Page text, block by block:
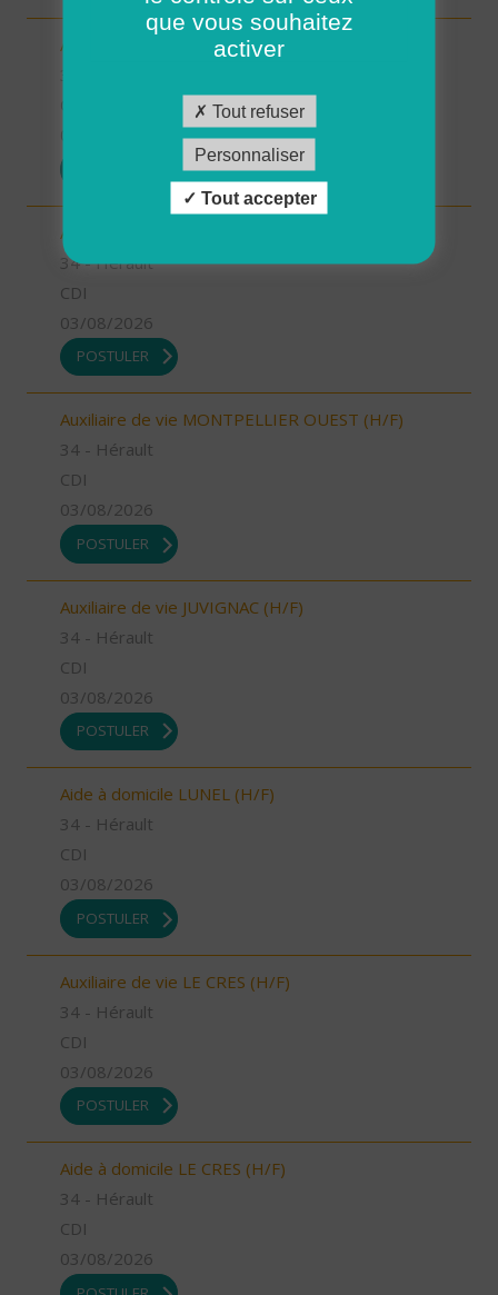
Aide à domicile MIMOSAS (H/F)
Auxiliaire de vie MIMOSAS (H/F)
34 - Hérault
CDI
03/08/2026
POSTULER
Auxiliaire de vie MONTPELLIER OUEST (H/F)
34 - Hérault
CDI
03/08/2026
POSTULER
Auxiliaire de vie JUVIGNAC (H/F)
34 - Hérault
CDI
03/08/2026
POSTULER
Aide à domicile LUNEL (H/F)
34 - Hérault
CDI
03/08/2026
POSTULER
Auxiliaire de vie LE CRES (H/F)
34 - Hérault
CDI
03/08/2026
POSTULER
Aide à domicile LE CRES (H/F)
34 - Hérault
CDI
03/08/2026
que vous souhaitez
activer
Tout refuser
Personnaliser
Tout accepter